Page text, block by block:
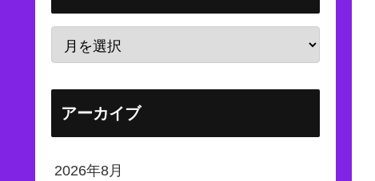
アーカイブ
2026年8月